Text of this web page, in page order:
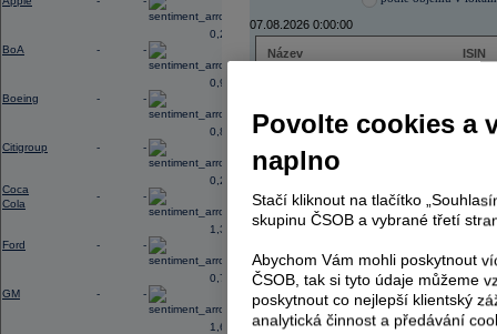
BoA - -
0,27
Boeing - -
0,96
Citigroup - -
0,88
Coca
Cola
- -
0,23
Ford - -
1,38
GM - -
0,74
1,65
07.08.2026 0:00:00
Název
ISIN
TMR
TOMA
PHILIP MORRIS ČR
PHILIP MORRIS ČR
AD index - vývoj
Region
select
Odeslat
Povolte cookies a
naplno
Stačí kliknout na tlačítko
skupinu ČSOB a vybrané třetí
Abychom Vám mohli poskytnout
ČSOB, tak si tyto údaje můžeme
poskytnout co nejlepší klientský
analytická činnost a předávání